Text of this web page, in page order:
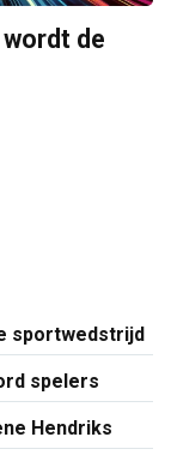
de
sportwedstrijd
spelers
Hendriks